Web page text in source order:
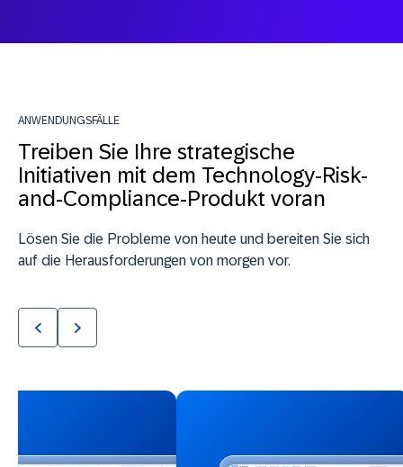
ANWENDUNGSFÄLLE
Treiben Sie Ihre strategische
Initiativen mit dem Technology-Risk-
and-Compliance-Produkt voran
Lösen Sie die Probleme von heute und bereiten Sie sich
auf die Herausforderungen von morgen vor.